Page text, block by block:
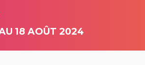
18 AOÛT 2024